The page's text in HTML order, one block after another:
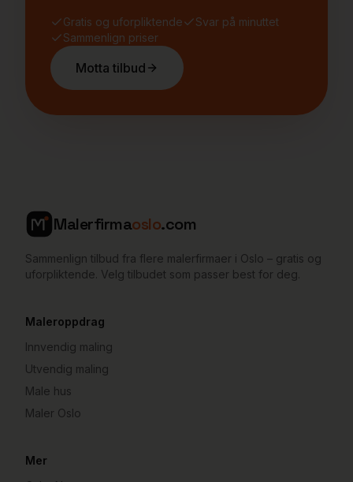
Gratis og uforpliktende
Svar på minuttet
Sammenlign priser
Motta tilbud
Malerfirmaoslo.com
Sammenlign tilbud fra flere malerfirmaer i Oslo – gratis og
uforpliktende. Velg tilbudet som passer best for deg.
Maleroppdrag
Innvendig maling
Utvendig maling
Male hus
Maler Oslo
Mer